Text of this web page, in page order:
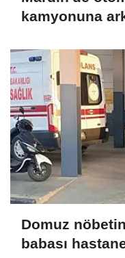
kamyonuna
Domuz
babası